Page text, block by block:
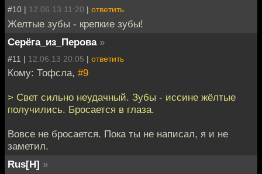
#10 | 12.06.13 11:20 | ответить
Желтые зубы - крепкие зубы!
Серёга_из_Перова »
#11 | 12.06.13 20:05 | ответить
Кому: Тофсла, #9
> Свет сильно неудачный. Зубы - иссине жёлтые
получились. Бросается в глаза.
Вовсе не бросается. Пока ты не написал, я и не
заметил.
Rus[H] »